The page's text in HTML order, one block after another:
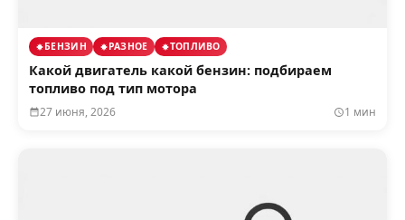
БЕНЗИН РАЗНОЕ ТОПЛИВО
Какой двигатель какой бензин: подбираем
топливо под тип мотора
27 июня, 2026 1 мин